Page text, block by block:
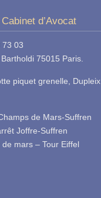
d’Avocat
73 03
75015 Paris.
piquet grenelle, Dupleix
de Mars-Suffren
Joffre-Suffren
mars – Tour Eiffel